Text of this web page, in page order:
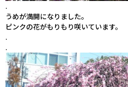
.
うめが満開になりました。
ピンクの花がもりもり咲いています。
.
.